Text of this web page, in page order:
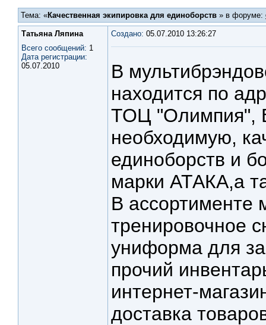
Тема: «Качественная экипировка для единоборств » в форуме:
Татьяна Ляпина
Всего сообщений: 1
Дата регистрации:
05.07.2010
Создано: 05.07.2010 13:26:27
В
находится по
ТОЦ "Олимпия",
необходимую,
единоборств и
марки АТАКА,а
В ассортименте
тренировочное
униформа для
прочий
интернет-
доставка